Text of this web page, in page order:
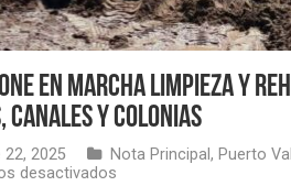
en marcha limpieza y
canales y colonias
2025 Nota Principal , Puerto
desactivadosen